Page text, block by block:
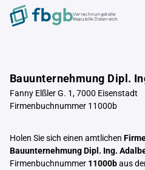
Verrechnungstelle
Republik Österreich
Bauunternehmung Dipl.
Fanny Elßler G. 1, 7000 Eisenstadt
Firmenbuchnummer 11000b
Holen Sie sich einen amtlichen
Bauunternehmung Dipl. Ing.
Firmenbuchnummer 11000baus